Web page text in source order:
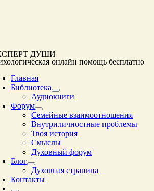
ДУШИ
онлайн помощь бесплатно
Главная
Библиотека
Аудиокниги
Форум
Семейные взаимоотношения
Внутриличностные проблемы
Твоя история
Смыслы
Духовный форум
Блог
Духовная страница
Контакты